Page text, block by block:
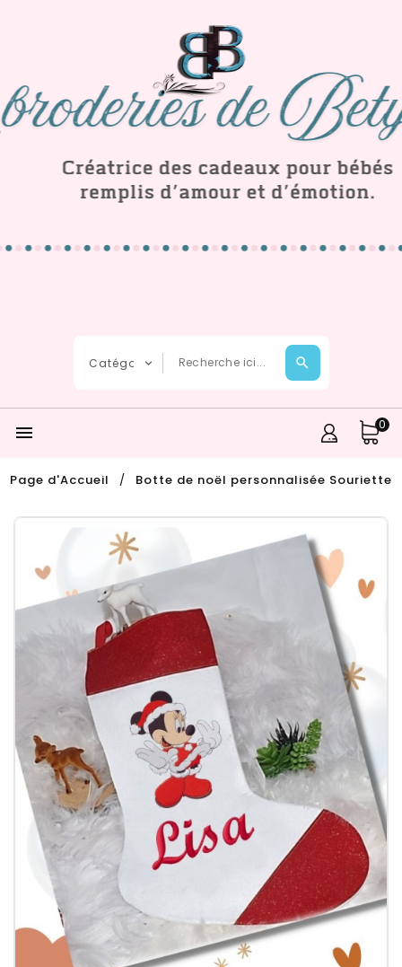
 0
Page d'Accueil Botte de noël personnalisée Souriette